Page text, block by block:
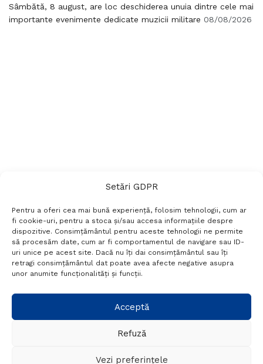
Setări GDPR
Pentru a oferi cea mai bună experiență, folosim tehnologii, cum ar
fi cookie-uri, pentru a stoca și/sau accesa informațiile despre
dispozitive. Consimțământul pentru aceste tehnologii ne permite
să procesăm date, cum ar fi comportamentul de navigare sau ID-
uri unice pe acest site. Dacă nu îți dai consimțământul sau îți
retragi consimțământul dat poate avea afecte negative asupra
unor anumite funcționalități și funcții.
Acceptă
Refuză
Vezi preferințele
Sâmbătă, 8 august, are loc deschiderea unuia dintre cele mai
importante evenimente dedicate muzicii militare 08/08/2026
Termeni si conditii
Politică de confidențialitate
Politica cookies
Setări GDPR
+40 788 760 194